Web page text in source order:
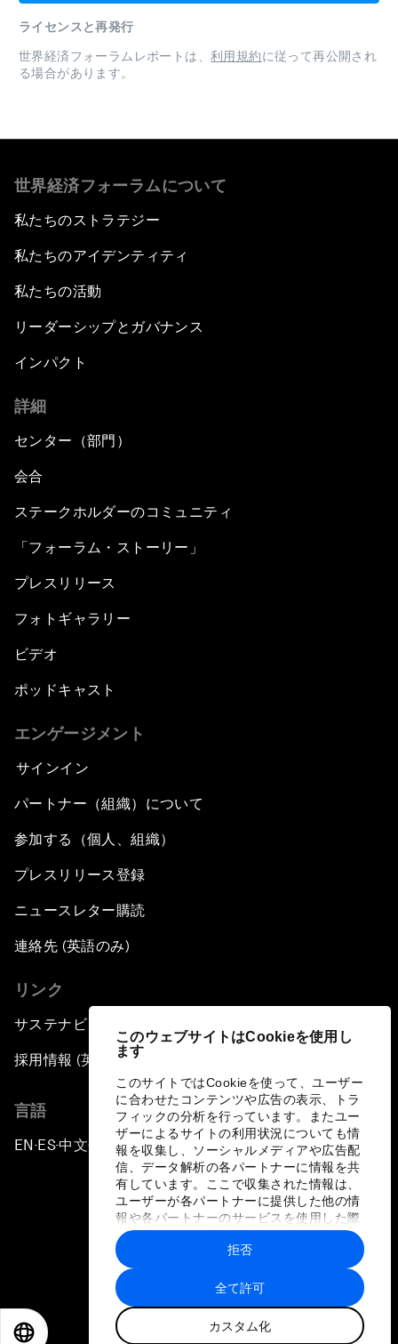
このウェブサイトはCookieを使用し
ます
このサイトではCookieを使って、ユーザー
に合わせたコンテンツや広告の表示、トラ
フィックの分析を行っています。またユー
ザーによるサイトの利用状況についても情
報を収集し、ソーシャルメディアや広告配
信、データ解析の各パートナーに情報を共
有しています。ここで収集された情報は、
ユーザーが各パートナーに提供した他の情
報や各パートナーのサービスを使用した際
に収集された情報と組み合わされ、各パー
トナーによって使用されることがありま
す。
全て許可
カスタム化
拒否
ライセンスと再発行
世界経済フォーラムレポートは、 利用規約に従って再公開され
る場合があります。
世界経済フォーラムについて
私たちのストラテジー
私たちのアイデンティティ
私たちの活動
リーダーシップとガバナンス
インパクト
詳細
センター（部門）
会合
ステークホルダーのコミュニティ
「フォーラム・ストーリー」
プレスリリース
フォトギャラリー
ビデオ
ポッドキャスト
エンゲージメント
サインイン
パートナー（組織）について
参加する（個人、組織）
プレスリリース登録
ニュースレター購読
連絡先 (英語のみ)
リンク
サステナビリティへの取り組み
採用情報 (英語のみ)
言語
EN ▪ ES▪中文▪ 日本語
プライバシーポリシーと利用規約
サイトマップ
©
世界経済フォーラム